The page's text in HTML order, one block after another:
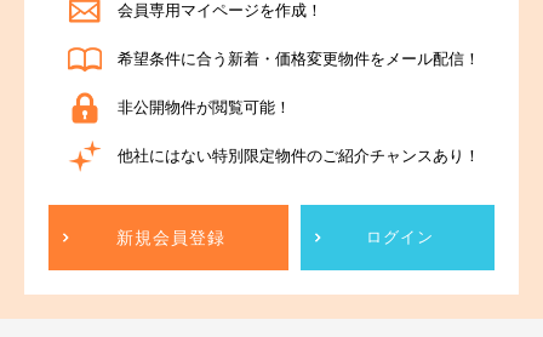
会員専用マイページを作成！
希望条件に合う新着・価格変更物件をメール配信！
非公開物件が閲覧可能！
他社にはない特別限定物件のご紹介チャンスあり！
新規会員登録 ログイン